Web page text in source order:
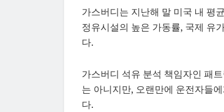
가스버디는 지난해 말 미국 내 평
정유시설의 높은 가동률, 국제 유
다.
가스버디 석유 분석 책임자인 패
는 아니지만, 오랜만에 운전자들
다.